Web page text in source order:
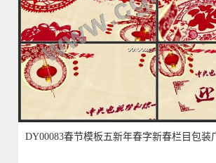
DY00083春节模板五新年春字新春栏目包装